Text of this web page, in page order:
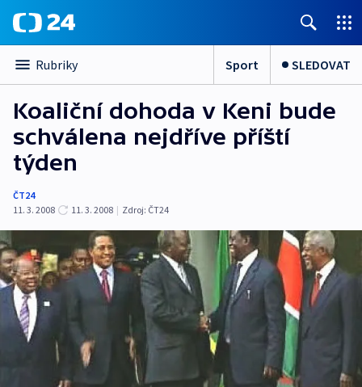
Rubriky Sport SLEDOVAT
Koaliční dohoda v Keni bude
schválena nejdříve příští
týden
ČT24
11. 3. 2008
11. 3. 2008 | Zdroj: ČT24